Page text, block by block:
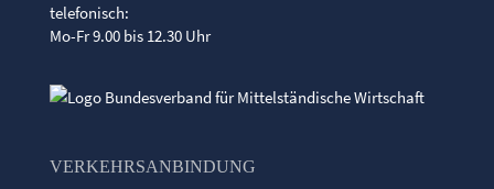
telefonisch:
Mo-Fr 9.00 bis 12.30 Uhr
VERKEHRSANBINDUNG